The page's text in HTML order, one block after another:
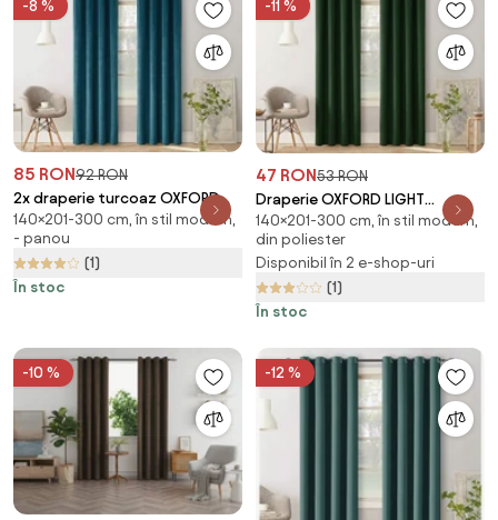
-8 %
85 RON92 RON
2x draperie turcoaz OXFORD
140x250 cm
140×201-300 cm, în stil modern,
- panou
(1)
În stoc
-11 %
47 RON53 RON
Draperie OXFORD LIGHT
140x250 cm, verde inchis
Agatat: Inele metalice
140×201-300 cm, în stil modern,
din poliester
Disponibil în 2 e-shop-uri
(1)
În stoc
-10 % -12 %